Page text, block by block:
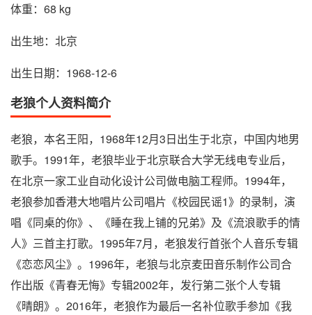
体重：68 kg
出生地：北京
出生日期：1968-12-6
老狼个人资料简介
老狼，本名王阳，1968年12月3日出生于北京，中国内地男
歌手。1991年，老狼毕业于北京联合大学无线电专业后，
在北京一家工业自动化设计公司做电脑工程师。1994年，
老狼参加香港大地唱片公司唱片《校园民谣1》的录制，演
唱《同桌的你》、《睡在我上铺的兄弟》及《流浪歌手的情
人》三首主打歌。1995年7月，老狼发行首张个人音乐专辑
《恋恋风尘》。1996年，老狼与北京麦田音乐制作公司合
作出版《青春无悔》专辑2002年，发行第二张个人专辑
《晴朗》。2016年，老狼作为最后一名补位歌手参加《我